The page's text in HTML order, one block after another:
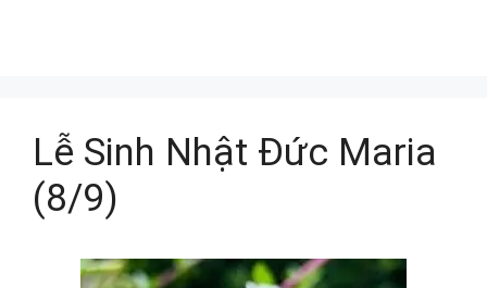
Lễ Sinh Nhật Đức Maria
(8/9)